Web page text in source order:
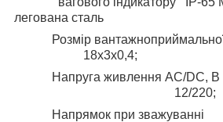
легована сталь
Розмір
18х3х0,4;
Напруга живлення AC/DC, В
12/220;
Напрямок при зважуванні